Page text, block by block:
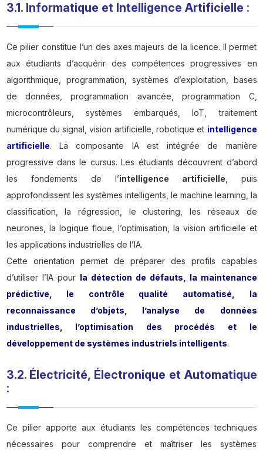
3.1. Informatique et Intelligence Artificielle :
Ce pilier constitue l’un des axes majeurs de la licence. Il permet
aux étudiants d’acquérir des compétences progressives en
algorithmique, programmation, systèmes d’exploitation, bases
de données, programmation avancée, programmation C,
microcontrôleurs, systèmes embarqués, IoT, traitement
numérique du signal, vision artificielle, robotique et intelligence
artificielle. La composante IA est intégrée de manière
progressive dans le cursus. Les étudiants découvrent d’abord
les fondements de l’intelligence artificielle , puis
approfondissent les systèmes intelligents, le machine learning, la
classification, la régression, le clustering, les réseaux de
neurones, la logique floue, l’optimisation, la vision artificielle et
les applications industrielles de l’IA.
Cette orientation permet de préparer des profils capables
d’utiliser l’IA pour la détection de défauts, la maintenance
prédictive, le contrôle qualité automatisé, la
reconnaissance d’objets, l’analyse de données
industrielles, l’optimisation des procédés et le
développement de systèmes industriels intelligents.
3.2. Électricité, Électronique et Automatique
:
Ce pilier apporte aux étudiants les compétences techniques
nécessaires pour comprendre et maîtriser les systèmes